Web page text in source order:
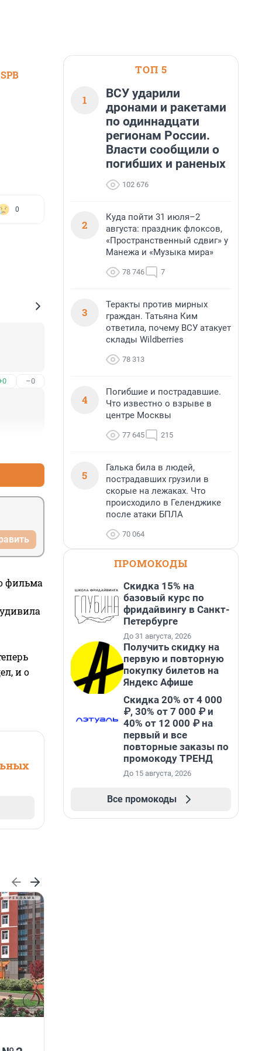
0
–0
фильма
и о
ТОП 5
1
ВСУ ударили
дронами и ракетами
по одиннадцати
регионам России.
Власти сообщили о
погибших и раненых
102 676
2
Куда пойти 31 июля–2
августа: праздник флоксов,
«Пространственный сдвиг» у
Манежа и «Музыка мира»
78 746 7
3
Теракты против мирных
граждан. Татьяна Ким
ответила, почему ВСУ атакует
склады Wildberries
78 313
4
Погибшие и пострадавшие.
Что известно о взрыве в
центре Москвы
77 645 215
5
Галька била в людей,
пострадавших грузили в
скорые на лежаках. Что
происходило в Геленджике
после атаки БПЛА
70 064
ПРОМОКОДЫ
Скидка 15% на
базовый курс по
фридайвингу в Санкт-
Петербурге
До 31 августа, 2026
Получить скидку на
первую и повторную
покупку билетов на
Яндекс Афише
Скидка 20% от 4 000
₽, 30% от 7 000 ₽ и
40% от 12 000 ₽ на
первый и все
повторные заказы по
промокоду ТРЕНД
До 15 августа, 2026
Все промокоды